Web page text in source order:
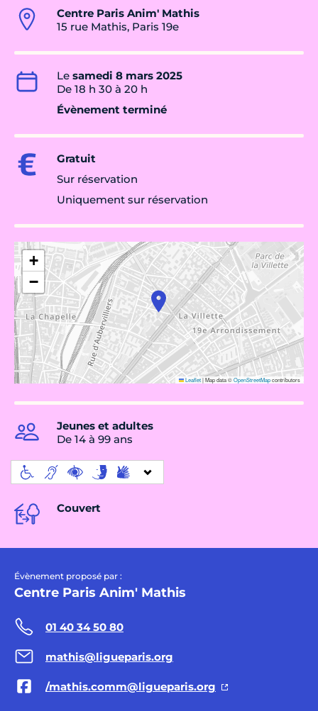
Centre Paris Anim' Mathis
15 rue Mathis, Paris 19e
Le samedi 8 mars 2025
De 18 h 30 à 20 h
Évènement terminé
Gratuit
Sur réservation
Uniquement sur réservation
+
−
Leaflet|Map data ©OpenStreetMapcontributors
Jeunes et adultes
De 14 à 99 ans
Couvert
Évènement proposé par :
Centre Paris Anim' Mathis
01 40 34 50 80
mathis@ligueparis.org
/mathis.comm@ligueparis.org